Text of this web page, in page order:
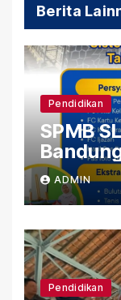
Berita
Pendidikan
SPMB
ADMIN
Pendidikan